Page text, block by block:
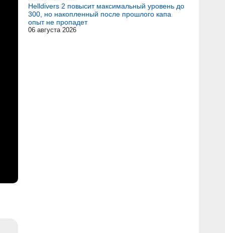
Helldivers 2 повысит максимальный уровень до
300, но накопленный после прошлого капа
опыт не пропадет
06 августа 2026